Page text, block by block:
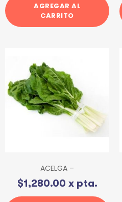
AGREGAR AL
CARRITO
ACELGA –
$1,280.00 x pta.